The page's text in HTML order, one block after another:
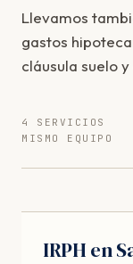
Llevamos
gastos
cláusula suelo
4 SERVICIOS
MISMO EQUIPO
IRPH en